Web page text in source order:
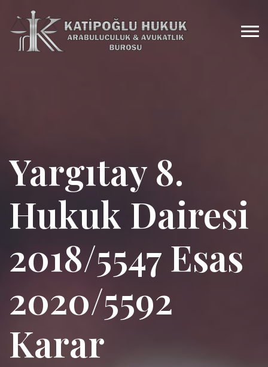
Yargıtay 8.
Hukuk Dairesi
2018/5547 Esas
2020/5592
Karar